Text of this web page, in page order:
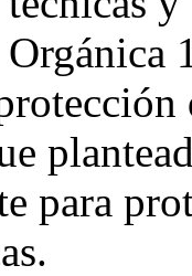
Orgánica
para